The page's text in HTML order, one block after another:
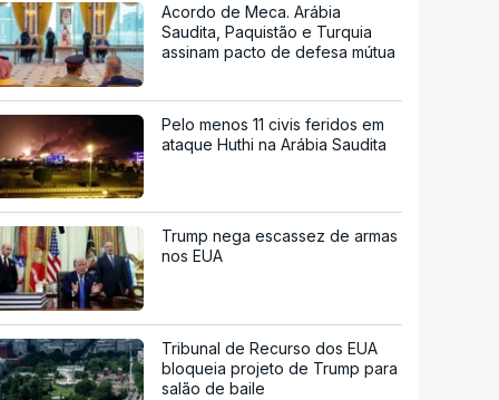
Acordo de Meca. Arábia
Saudita, Paquistão e Turquia
assinam pacto de defesa mútua
Pelo menos 11 civis feridos em
ataque Huthi na Arábia Saudita
Trump nega escassez de armas
nos EUA
Tribunal de Recurso dos EUA
bloqueia projeto de Trump para
salão de baile